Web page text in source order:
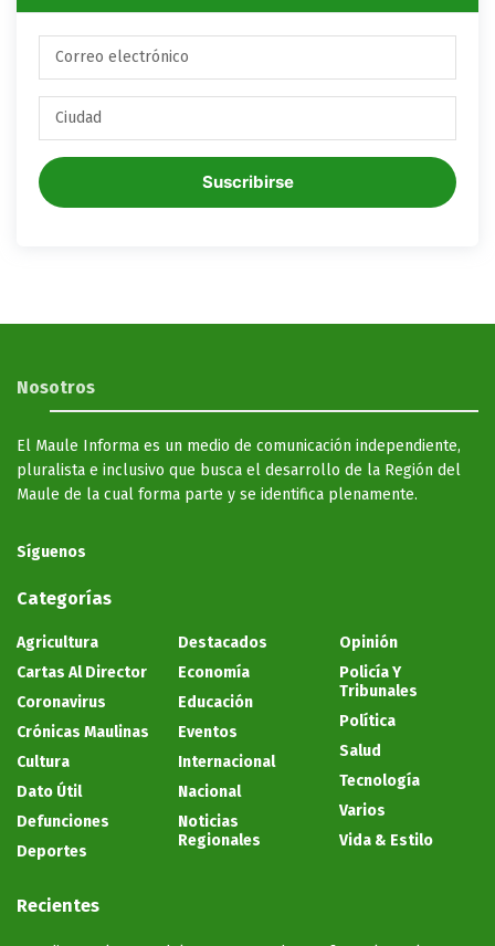
Suscribirse
Nosotros
El Maule Informa es un medio de comunicación independiente,
pluralista e inclusivo que busca el desarrollo de la Región del
Maule de la cual forma parte y se identifica plenamente.
Síguenos
Categorías
Agricultura
Cartas Al Director
Coronavirus
Crónicas Maulinas
Cultura
Dato Útil
Defunciones
Deportes
Destacados
Economía
Educación
Eventos
Internacional
Nacional
Noticias
Regionales
Opinión
Policía Y
Tribunales
Política
Salud
Tecnología
Varios
Vida & Estilo
Recientes